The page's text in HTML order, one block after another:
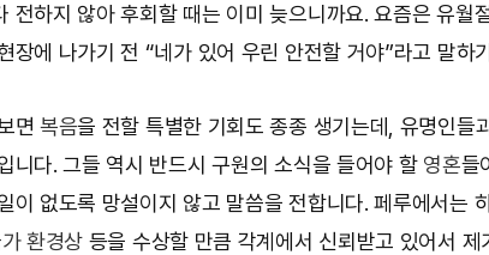
전하지 않아 후회할 때는 이미 늦으니까요. 요즘은 유월
장에 나가기 전 “네가 있어 우린 안전할 거야”라고 말하
면 복음을 전할 특별한 기회도 종종 생기는데, 유명인들
니다. 그들 역시 반드시 구원의 소식을 들어야 할 영혼들
이 없도록 망설이지 않고 말씀을 전합니다. 페루에서는
환경상 등을 수상할 만큼 각계에서 신뢰받고 있어서 제